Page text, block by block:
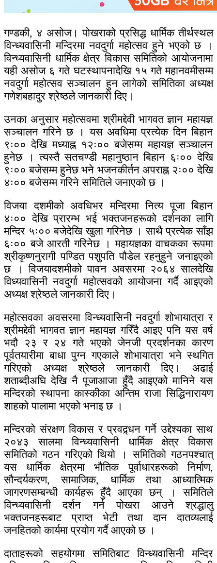
गण्डकी, ४ असोज। पोखराको प्रसिद्ध धार्मिक तीर्थस्थल
विन्ध्यवासिनी मन्दिरमा नवदुर्गा महोत्सव हुने भएको छ ।
विन्ध्यवासिनी धार्मिक क्षेत्र विकास समितिको आयोजनामा
यही असोज ६ गते घटस्थापनादेखि १५ गते महानवमीसम्म
नवदुर्गा महोत्सव सञ्चालन हुन लागेको समितिका अध्यक्ष
गणेशबहादुर श्रेष्ठले जानकारी दिए।
उनका अनुसार महोत्सवमा श्रीमद्देवी भागवत ज्ञान महायज्ञ
सञ्चालन गरिने छ । यस अवधिमा प्रत्येक दिन बिहान
९ः०० देखि मध्याह्न १२ः०० बजेसम्म महायज्ञ सञ्चालन
हुनेछ । त्यस्तै सतचण्डी महानुष्ठान बिहान ६ः०० देखि
९ः०० बजेसम्म हुनेछ भने भजनकीर्तन अपराह्न २ः०० देखि
४ः०० बजेसम्म गरिने समितिले जनाएको छ ।
विजया दशमीको अवधिभर मन्दिरमा नित्य पूजा बिहान
४ः०० देखि प्रारम्भ भई भक्तजनहरूको दर्शनका लागि
मन्दिर ५ः०० बजेदेखि खुला गरिनेछ । साथै प्रत्येक साँझ
६ः०० बजे आरती गरिनेछ । महायज्ञका वाचकका रूपमा
श्रीकृष्णनुरागी पण्डित पशुपति पौडेल रहनुहुने जनाइएको
छ । विजयादशमीको पावन अवसरमा २०६४ सालदेखि
विध्यवासिनी नवदुर्गा महोत्सवको आयोजना गर्दै आइएको
अध्यक्ष श्रेष्ठले जानकारी दिए।
महोत्सवका अवसरमा विन्ध्यवासिनी नवदुर्गा शोभायात्रा र
श्रीमद्देवी भागवत ज्ञान महायज्ञ गरिँदै आइए पनि यस वर्ष
भदौ २३ र २४ गते भएको जेनजी प्रदर्शनका कारण
पूर्वतयारीमा बाधा पुग्न गएकाले शोभायात्रा भने स्थगित
गरिएको अध्यक्ष श्रेष्ठले जानकारी दिए। अढाई
शताब्दीअघि देखि नै पूजाआजा हुँदै आइएको मानिने यस
मन्दिरको स्थापना कास्कीका अन्तिम राजा सिद्धिनारायण
शाहको पालामा भएको भनाइ छ ।
मन्दिरको संरक्षण विकास र प्रवद्र्धन गर्ने उद्देश्यका साथ
२०४३ सालमा विन्ध्यवासिनी धार्मिक क्षेत्र विकास
समितिको गठन गरिएको थियो । समितिको गठनपश्चात्
यस धार्मिक क्षेत्रमा भौतिक पूर्वाधारहरूको निर्माण,
सौन्दर्यकरण, सामाजिक, धार्मिक तथा आध्यात्मिक
जागरणसम्बन्धी कार्यहरू हुँदै आएका छन् । समितिले
विन्ध्यवासिनी दर्शन गर्न पोखरा आउने श्रद्धालु
भक्तजनहरूबाट प्राप्त भेटी तथा दान दातव्यलाई
जनहितको कार्यमा प्रयोग गर्दै आएको छ ।
दाताहरूको सहयोगमा समितिबाट विन्ध्यवासिनी मन्दिर